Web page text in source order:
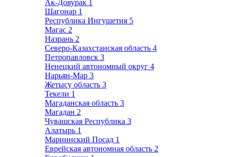
Ак-Довурак 1
Шагонар 1
Республика Ингушетия 5
Магас 2
Назрань 2
Северо-Казахстанская область 4
Петропавловск 3
Ненецкий автономный округ 4
Нарьян-Мар 3
Жетысу область 3
Текели 1
Магаданская область 3
Магадан 2
Чувашская Республика 3
Алатырь 1
Мариинский Посад 1
Еврейская автономная область 2